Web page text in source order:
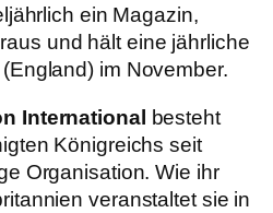
ein Magazin,
und hält eine jährliche
im November.
International besteht
Königreichs seit
Organisation. Wie ihr
veranstaltet sie in